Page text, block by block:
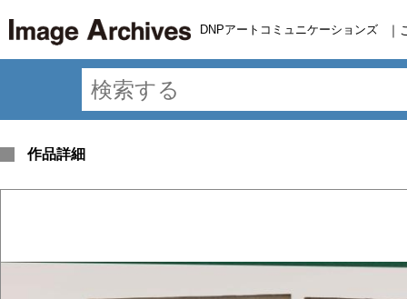
DNPアートコミュニケーションズ ｜
作品詳細